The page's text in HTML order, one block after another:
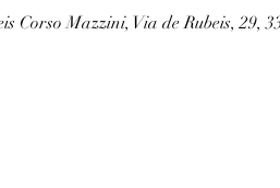
Corso Mazzini, Via de Rubeis, 29,